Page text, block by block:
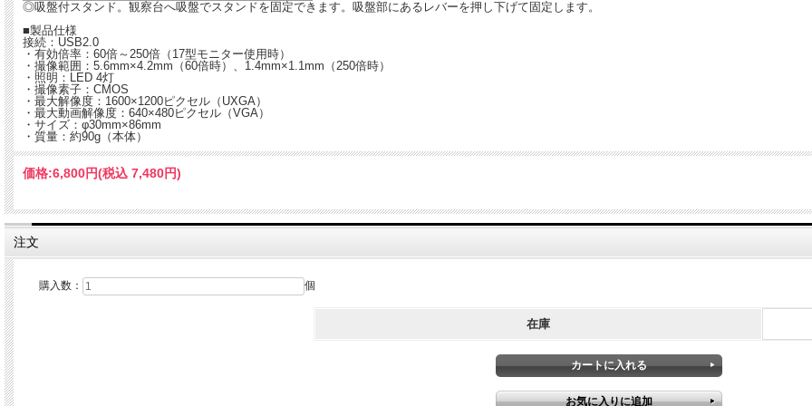
◎吸盤付スタンド。観察台へ吸盤でスタンドを固定できます。吸盤部にあるレバーを押し下げて固定します。
■製品仕様
接続：USB2.0
・有効倍率：60倍～250倍（17型モニター使用時）
・撮像範囲：5.6mm×4.2mm（60倍時）、1.4mm×1.1mm（250倍時）
・照明：LED 4灯
・撮像素子：CMOS
・最大解像度：1600×1200ピクセル（UXGA）
・最大動画解像度：640×480ピクセル（VGA）
・サイズ：φ30mm×86mm
・質量：約90g（本体）
価格:6,800円(税込 7,480円)
注文
購入数： 個
在庫